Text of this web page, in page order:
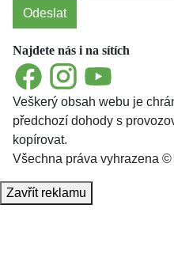
Odeslat
Najdete nás i na sítích
FacebookInstagramYouTube
Veškerý obsah webu je
předchozí dohody s
kopírovat.
Všechna práva vyhrazena ©
Zavřít reklamu